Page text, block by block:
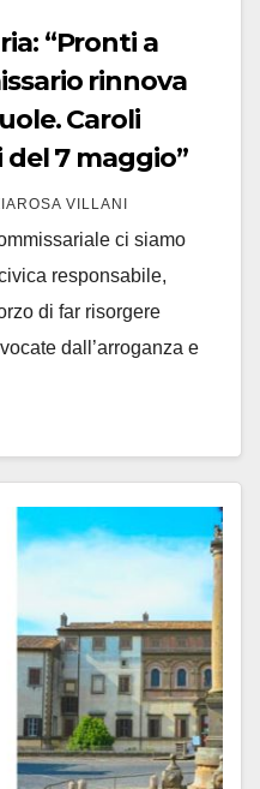
“Pronti a
rinnova
Caroli
7 maggio”
VILLANI
ci siamo
responsabile,
di far risorgere
dall’arroganza e